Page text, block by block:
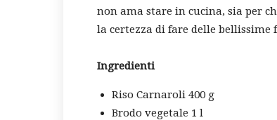
non ama stare in cucina, sia per
la certezza di fare delle
Ingredienti
Riso Carnaroli 400 g
Brodo vegetale 1 l